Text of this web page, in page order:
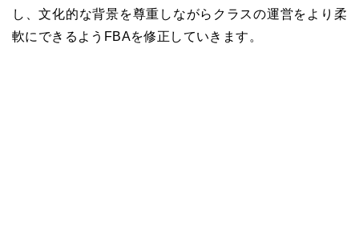
し、文化的な背景を尊重しながらクラスの運営をより柔
軟にできるようFBAを修正していきます。